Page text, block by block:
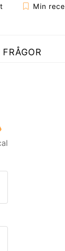
Min
FRÅGOR
till
sida
en